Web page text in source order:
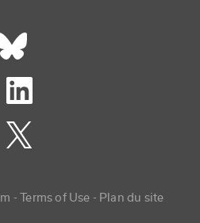
footer
-Copyright menu
Terms of Use Plan du site